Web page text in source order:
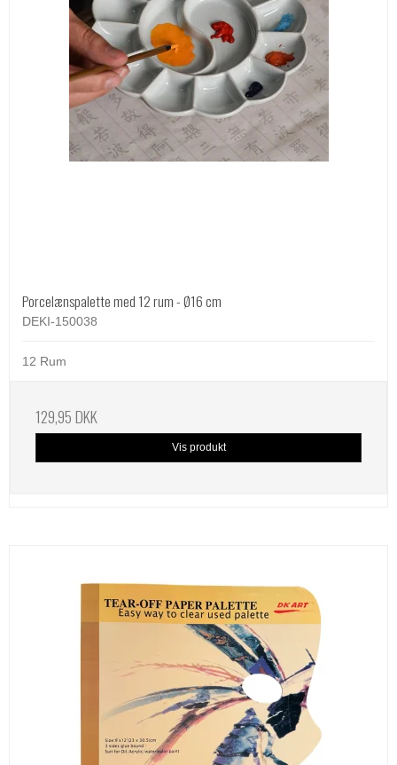
Porcelænspalette med 12 rum - Ø16 cm
DEKI-150038
12 Rum
129,95 DKK
Vis produkt